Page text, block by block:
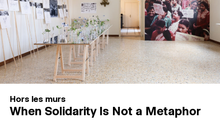
Hors les murs
When Solidarity Is Not a Metaphor